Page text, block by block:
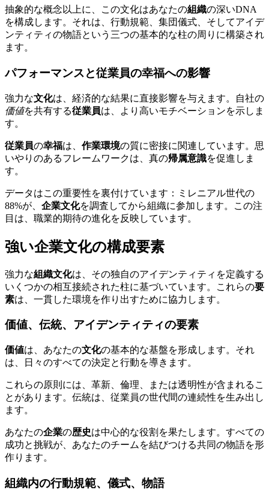
抽象的な概念以上に、この文化はあなたの組織の深いDNA
を構成します。それは、行動規範、集団儀式、そしてアイデ
ンティティの物語という三つの基本的な柱の周りに構築され
ます。
パフォーマンスと従業員の幸福への影響
強力な文化は、経済的な結果に直接影響を与えます。自社の
価値を共有する従業員は、より高いモチベーションを示しま
す。
従業員の幸福は、 作業環境の質に密接に関連しています。思
いやりのあるフレームワークは、真の帰属意識を促進しま
す。
データはこの重要性を裏付けています：ミレニアル世代の
88%が、 企業文化を調査してから組織に参加します。この注
目は、職業的期待の進化を反映しています。
強い企業文化の構成要素
強力な組織文化は、その独自のアイデンティティを定義する
いくつかの相互接続された柱に基づいています。これらの要
素は、一貫した環境を作り出すために協力します。
価値、伝統、アイデンティティの要素
価値は、あなたの文化の基本的な基盤を形成します。それ
は、日々のすべての決定と行動を導きます。
これらの原則には、革新、倫理、または透明性が含まれるこ
とがあります。伝統は、従業員の世代間の連続性を生み出し
ます。
あなたの企業の歴史は中心的な役割を果たします。すべての
成功と挑戦が、あなたのチームを結びつける共同の物語を形
作ります。
組織内の行動規範、儀式、物語